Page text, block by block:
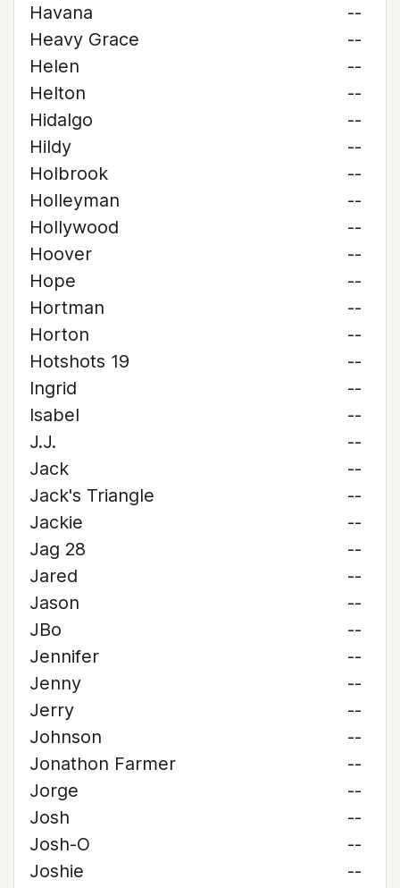
Havana
--
Heavy Grace
--
Helen
--
Helton
--
Hidalgo
--
Hildy
--
Holbrook
--
Holleyman
--
Hollywood
--
Hoover
--
Hope
--
Hortman
--
Horton
--
Hotshots 19
--
Ingrid
--
Isabel
--
J.J.
--
Jack
--
Jack's Triangle
--
Jackie
--
Jag 28
--
Jared
--
Jason
--
JBo
--
Jennifer
--
Jenny
--
Jerry
--
Johnson
--
Jonathon Farmer
--
Jorge
--
Josh
--
Josh-O
--
Joshie
--